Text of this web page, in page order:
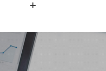
ICT전략연구소
인공지능안전연구소
우주항공반도체전략연구단